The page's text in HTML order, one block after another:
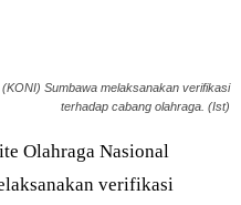
Sumbawa melaksanakan verifikasi
terhadap cabang olahraga. (Ist)
Olahraga Nasional
verifikasi